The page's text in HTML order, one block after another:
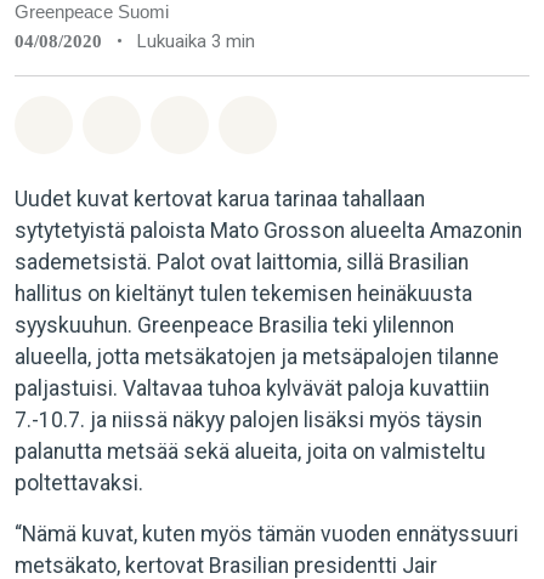
Greenpeace Suomi
04/08/2020 • Lukuaika 3 min
Uudet kuvat kertovat karua tarinaa tahallaan
sytytetyistä paloista Mato Grosson alueelta Amazonin
sademetsistä. Palot ovat laittomia, sillä Brasilian
hallitus on kieltänyt tulen tekemisen heinäkuusta
syyskuuhun. Greenpeace Brasilia teki ylilennon
alueella, jotta metsäkatojen ja metsäpalojen tilanne
paljastuisi. Valtavaa tuhoa kylvävät paloja kuvattiin
7.-10.7. ja niissä näkyy palojen lisäksi myös täysin
palanutta metsää sekä alueita, joita on valmisteltu
poltettavaksi.
“Nämä kuvat, kuten myös tämän vuoden ennätyssuuri
metsäkato, kertovat Brasilian presidentti Jair